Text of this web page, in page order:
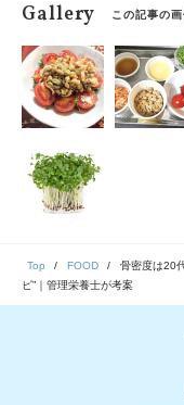
Gallery この記事の
Top FOOD
骨密度は20
ピ”｜管理栄養士が考案